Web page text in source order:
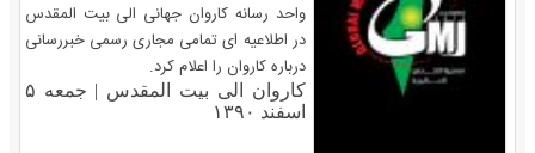
واحد رسانه کاروان جهانی الی بیت المقدس
در اطلاعیه ای تمامی مجاری رسمی خبررسانی
درباره کاروان را اعلام کرد.
کاروان الی بیت المقدس |
جمعه ۵
اسفند ۱۳۹۰